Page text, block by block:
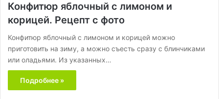
Конфитюр яблочный с лимоном и
корицей. Рецепт с фото
Конфитюр яблочный с лимоном и корицей можно
приготовить на зиму, а можно съесть сразу с блинчиками
или оладьями. Из указанных…
Подробнее »